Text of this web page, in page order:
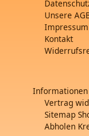
Unsere
Impressum
Kontakt
Informationen
Vertrag
Sitemap
Abholen